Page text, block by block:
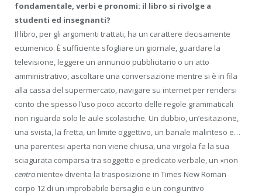
fondamentale, verbi e pronomi: il libro si rivolge a
studenti ed insegnanti?
Il libro, per gli argomenti trattati, ha un carattere decisamente
ecumenico. È sufficiente sfogliare un giornale, guardare la
televisione, leggere un annuncio pubblicitario o un atto
amministrativo, ascoltare una conversazione mentre si è in fila
alla cassa del supermercato, navigare su internet per rendersi
conto che spesso l’uso poco accorto delle regole grammaticali
non riguarda solo le aule scolastiche. Un dubbio, un’esitazione,
una svista, la fretta, un limite oggettivo, un banale malinteso e…
una parentesi aperta non viene chiusa, una virgola fa la sua
sciagurata comparsa tra soggetto e predicato verbale, un «non
centra niente» diventa la trasposizione in Times New Roman
corpo 12 di un improbabile bersaglio e un congiuntivo